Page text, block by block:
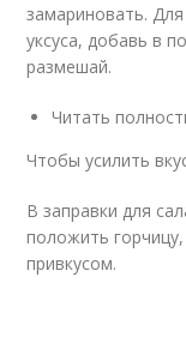
замариновать.
уксуса, добавь в
размешай.
Читать
Чтобы усилить
В заправки для
положить
привкусом.